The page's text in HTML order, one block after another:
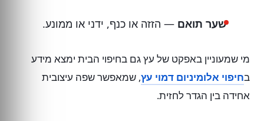
שער תואם — הזזה או כנף, ידני או ממונע.
מי שמעוניין באפקט של עץ גם בחיפוי הבית ימצא מידע
בחיפוי אלומיניום דמוי עץ, שמאפשר שפה עיצובית
אחידה בין הגדר לחזית.